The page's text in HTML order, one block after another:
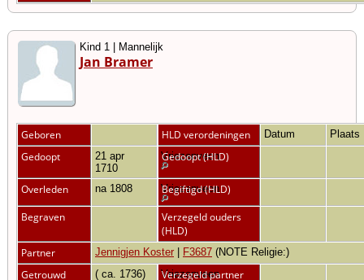
Kind 1 | Mannelijk
Jan Bramer
Geboren HLD verordeningen Datum Plaats
Gedoopt
21 apr
1710
Vriezenveen
Gedoopt (HLD)
Overleden na 1808 Vriezenveen
Begiftigd (HLD)
Begraven
Verzegeld ouders
(HLD)
Partner
Jennigjen Koster F3687 (NOTE Religie:)
Getrouwd ( ca. 1736) Vriezenveen
Verzegeld partner